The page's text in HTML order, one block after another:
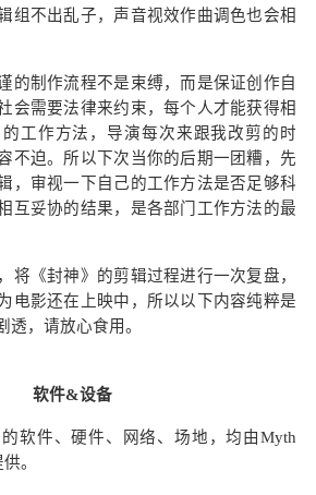
组不出乱子，声音视效作曲调色也会相
的制作流程不是束缚，而是保证创作自
会需要法律来约束，每个人才能获得相
工作方法，导演每次来跟我改剪的时
不迫。所以下次当你的后期一团糟，先
，审视一下自己的工作方法是否足够科
互妥协的结果，是各部门工作方法的最
将《封神》的剪辑过程进行一次复盘，
电影还在上映中，所以以下内容纯粹是
透，请放心食用。
软件&设备
软件、硬件、网络、场地，均由Myth
。